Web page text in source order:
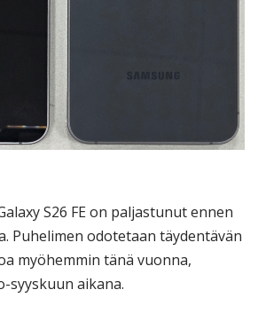
S26 FE on paljastunut ennen
Puhelimen odotetaan täydentävän
myöhemmin tänä vuonna,
syyskuun aikana.